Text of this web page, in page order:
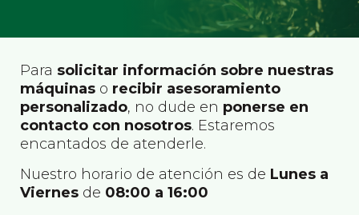
Para solicitar información sobre nuestras
máquinas o recibir asesoramiento
personalizado, no dude en ponerse en
contacto con nosotros. Estaremos
encantados de atenderle.
Nuestro horario de atención es de Lunes a
Viernes de 08:00 a 16:00